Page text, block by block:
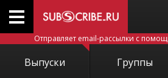
Отправляет email-рассылки с
Выпуски Группы